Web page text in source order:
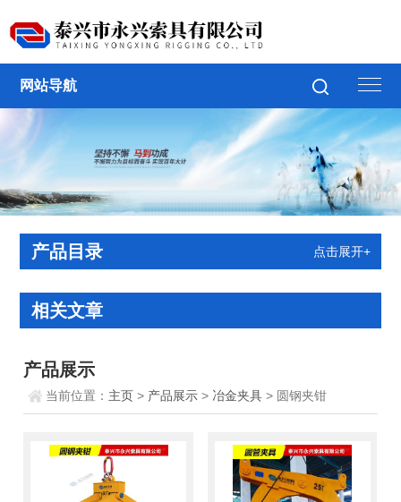
网站导航
产品目录 点击展开+
相关文章
产品展示
当前位置： 主页 > 产品展示 > 冶金夹具 > 圆钢夹钳